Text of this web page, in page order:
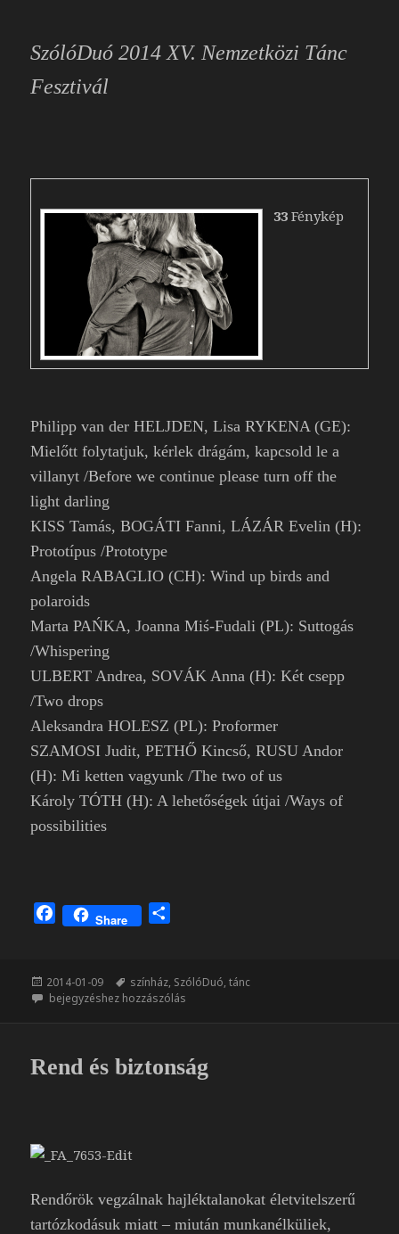
SzólóDuó 2014 XV. Nemzetközi Tánc
Fesztivál
33 Fénykép
Philipp van der HELJDEN, Lisa RYKENA (GE):
Mielőtt folytatjuk, kérlek drágám, kapcsold le a
villanyt /Before we continue please turn off the
light darling
KISS Tamás, BOGÁTI Fanni, LÁZÁR Evelin (H):
Prototípus /Prototype
Angela RABAGLIO (CH): Wind up birds and
polaroids
Marta PAŃKA, Joanna Miś-Fudali (PL): Suttogás
/Whispering
ULBERT Andrea, SOVÁK Anna (H): Két csepp
/Two drops
Aleksandra HOLESZ (PL): Proformer
SZAMOSI Judit, PETHŐ Kincső, RUSU Andor
(H): Mi ketten vagyunk /The two of us
Károly TÓTH (H): A lehetőségek útjai /Ways of
possibilities
F
e
b
k
Share
z
a
g
Közzétéve
2014-01-09 Címke
színház, SzólóDuó,tánc
SzólóDuó fesztivál
bejegyzéshez hozzászólás
Rend és biztonság
Rendőrök vegzálnak hajléktalanokat életvitelszerű
tartózkodásuk miatt – miután munkanélküliek,